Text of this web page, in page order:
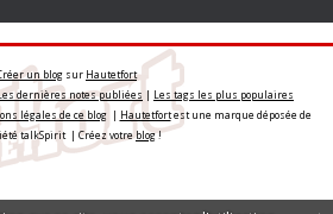
un blog sur Hautetfort
dernières notes publiées | Les tags les plus populaires
légales de ce blog| Hautetfortest une marque déposée de
talkSpirit | Créez votreblog!